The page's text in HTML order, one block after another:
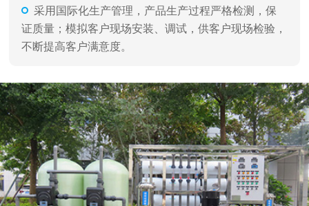
采用国际化生产管理，产品生产过程严格检测，保
证质量；模拟客户现场安装、调试，供客户现场检验，
不断提高客户满意度。